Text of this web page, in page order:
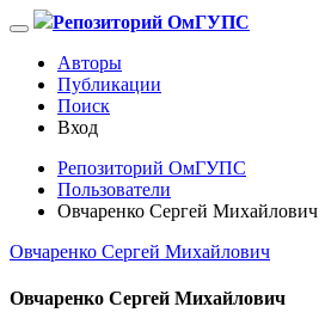
Репозиторий ОмГУПС
Авторы
Публикации
Поиск
Вход
Репозиторий ОмГУПС
Пользователи
Овчаренко Сергей Михайлович
Овчаренко Сергей Михайлович
Овчаренко Сергей Михайлович